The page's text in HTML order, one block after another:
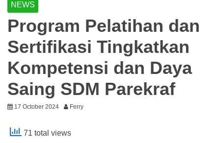
NEWS
Program Pelatihan dan
Sertifikasi Tingkatkan
Kompetensi dan Daya
Saing SDM Parekraf
17 October 2024 Ferry
71 total views